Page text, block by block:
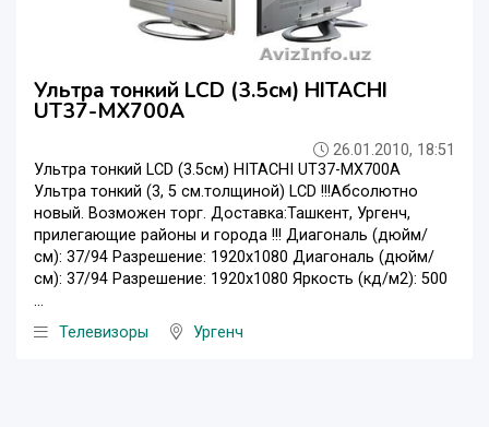
Ультра тонкий LCD (3.5см) HITACHI
UT37-MX700A
26.01.2010, 18:51
Ультра тонкий LCD (3.5см) HITACHI UT37-MX700A
Ультра тонкий (3, 5 см.толщиной) LCD !!!Абсолютно
новый. Возможен торг. Доставка:Ташкент, Ургенч,
прилегающие районы и города !!! Диагональ (дюйм/
см): 37/94 Разрешение: 1920x1080 Диагональ (дюйм/
см): 37/94 Разрешение: 1920х1080 Яркость (кд/м2): 500
...
Телевизоры
Ургенч